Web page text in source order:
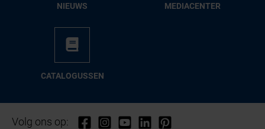
NIEUWS ME­DIA­CEN­TER
CA­TA­LO­GUS­SEN
Volg ons op: